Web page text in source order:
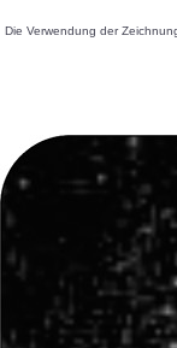
Die Verwendung der